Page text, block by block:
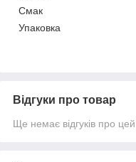
Смак
Упаковка
Відгуки про товар
Ще немає відгуків про